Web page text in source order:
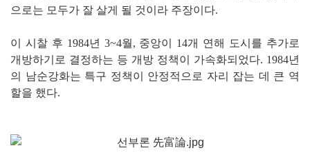
으로는 모두가 잘 살게 될 것이라 주장이다.
이 시찰 후 1984년 3~4월, 중앙이 14개 연해 도시를 추가로
개방하기로 결정하는 등 개방 정책이 가속화되었다. 1984년
의 남순강화는 특구 정책이 안정적으로 자리 잡는 데 큰 역
할을 했다.